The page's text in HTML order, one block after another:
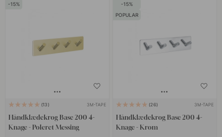
15
13 3M-TAPE
Håndklædekrog Base 200 4-
Knage - Poleret Messing
15
POPULAR
26 3M-TAPE
Håndklædekrog Base 200 4-
Knage - Krom